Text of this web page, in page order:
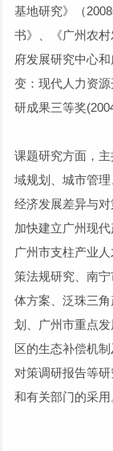
基地研究》（
书》、《广州农
府发展研究中心
变：现代人力资
研成果三等奖
课题研究方面，
域规划、城市管
经济发展差异与对
加快建立广州现
广州市支柱产业
策法规研究、南
体方案、泛珠三
划、广州市重点
区的生态补偿机
对策调研报告等
和有关部门的采用